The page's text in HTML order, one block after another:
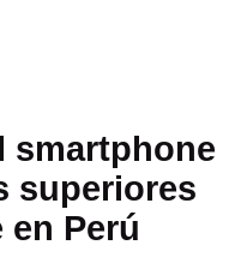
smartphone
superiores
Perú